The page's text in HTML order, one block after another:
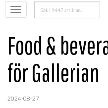
Öppna
menyn
Sök
efter:
Food &
för Gallerian
2024-08-27